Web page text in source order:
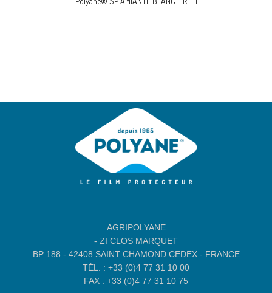
AGRIPOLYANE
- ZI CLOS MARQUET
BP 188 - 42408 SAINT CHAMOND CEDEX - FRANCE
TÉL. : +33 (0)4 77 31 10 00
FAX : +33 (0)4 77 31 10 75